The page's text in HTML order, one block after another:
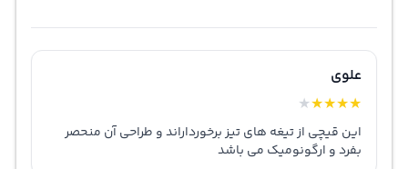
علوی
★
★
★
★
★
این قیچی از تیغه های تیز برخورداراند و طراحی آن منحصر
بفرد و ارگونومیک می باشد